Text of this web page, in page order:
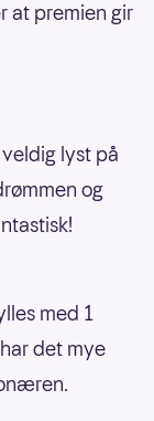
at premien gir
lyst på
og
med 1
det mye